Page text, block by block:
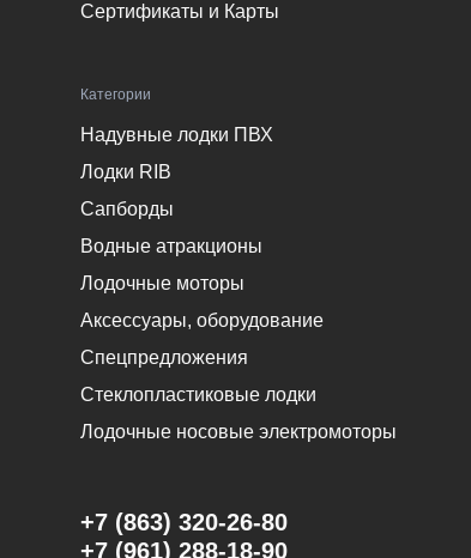
Сертификаты и Карты
Категории
Надувные лодки ПВХ
Лодки RIB
Сапборды
Водные атракционы
Лодочные моторы
Аксессуары, оборудование
Спецпредложения
Стеклопластиковые лодки
Лодочные носовые электромоторы
+7 (863) 320-26-80
+7 (961) 288-18-90